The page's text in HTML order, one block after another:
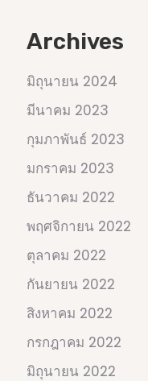
Archives
มิถุนายน 2024
มีนาคม 2023
กุมภาพันธ์ 2023
มกราคม 2023
ธันวาคม 2022
พฤศจิกายน 2022
ตุลาคม 2022
กันยายน 2022
สิงหาคม 2022
กรกฎาคม 2022
มิถุนายน 2022